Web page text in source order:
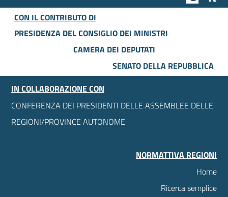
CON IL CONTRIBUTO DI
PRESIDENZA DEL CONSIGLIO DEI MINISTRI
CAMERA DEI DEPUTATI
SENATO DELLA REPUBBLICA
IN COLLABORAZIONE CON
CONFERENZA DEI PRESIDENTI DELLE ASSEMBLEE DELLE
REGIONI/PROVINCE AUTONOME
NORMATTIVA REGIONI
Home
Ricerca semplice